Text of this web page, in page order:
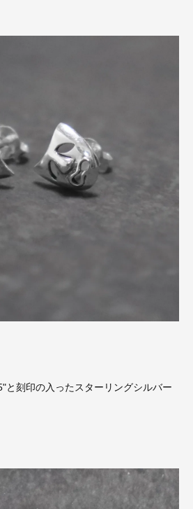
と刻印の入ったスターリングシルバー